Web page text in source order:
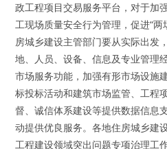
政工程项目交易服务平台，对于加
工现场质量安全行为管理，促进“
房城乡建设主管部门要从实际出发
地、人员、设备、信息及专业管理
市场服务功能，加强有形市场设施
标投标活动和建筑市场监管、工程
督、诚信体系建设等提供数据信息
动提供优良服务。各地住房城乡建
工程建设领域突出问题专项治理工